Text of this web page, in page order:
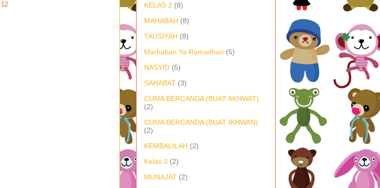
KELAS 2 (8)
MAHABAH (8)
TAUSIYAH (8)
Marhaban Ya Ramadhan (5)
NASYID (5)
SAHABAT (3)
CUMA BERCANDA (BUAT AKHWAT)
(2)
CUMA BERCANDA (BUAT IKHWAN)
(2)
KEMBALILAH (2)
Kelas 3 (2)
MUNAJAT (2)